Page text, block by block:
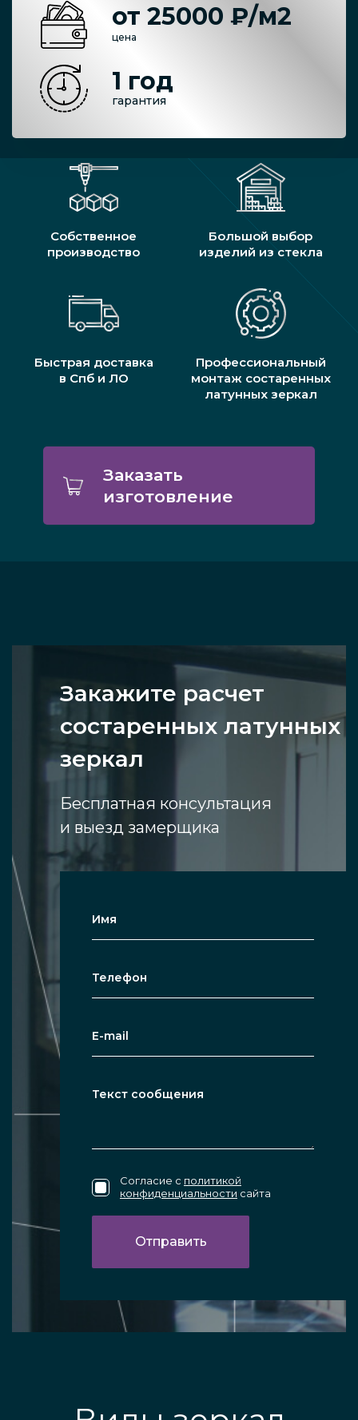
от 25000 ₽/м2
цена
1 год
гарантия
Собственное
производство
Большой выбор
изделий из стекла
Быстрая доставка
в Спб и ЛО
Профессиональный
монтаж состаренных
латунных зеркал
Заказать
изготовление
Закажите расчет
состаренных латунных
зеркал
Бесплатная консультация
и выезд замерщика
Согласие с политикой
конфиденциальности сайта